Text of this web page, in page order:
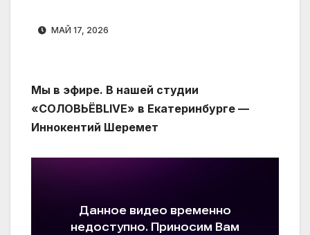
МАЙ 17, 2026
Мы в эфире. В нашей студии
«СОЛОВЬЁВLIVE» в Екатеринбурге —
Иннокентий Шеремет